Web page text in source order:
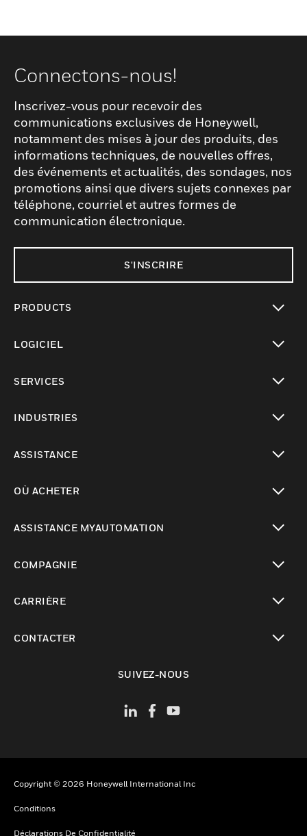
Connectons-nous!
Inscrivez-vous pour recevoir des
communications exclusives de Honeywell,
notamment des mises à jour des produits, des
informations techniques, de nouvelles offres,
des événements et actualités, des sondages, nos
promotions ainsi que divers sujets connexes par
téléphone, courriel et autres formes de
communication électronique.
S'INSCRIRE
PRODUCTS
LOGICIEL
SERVICES
INDUSTRIES
ASSISTANCE
OÙ ACHETER
ASSISTANCE MYAUTOMATION
COMPAGNIE
CARRIÈRE
CONTACTER
SUIVEZ-NOUS
Copyright © 2026 Honeywell International Inc
Conditions
Déclarations De Confidentialité